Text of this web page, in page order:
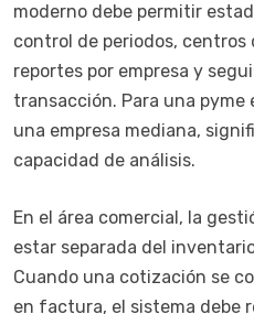
moderno debe permitir
control de periodos, centros
reportes por empresa y
transacción. Para una pyme
una empresa mediana,
capacidad de análisis.
En el área comercial, la
estar separada del
Cuando una cotización se
en factura, el sistema debe